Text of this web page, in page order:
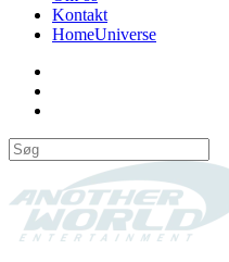
Kontakt
HomeUniverse